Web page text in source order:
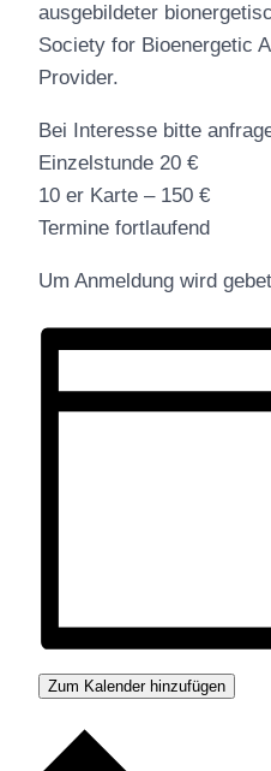
ausgebildeter
Society for Bioenergetic
Provider.
Bei Interesse bitte
Einzelstunde 20 €
10 er Karte – 150 €
Termine fortlaufend
Um Anmeldung wird
Zum Kalender hinzufügen